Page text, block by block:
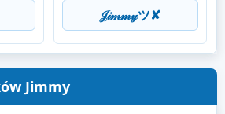
𝒥𝒾𝓂𝓂𝓎ツ✘
Jimmy